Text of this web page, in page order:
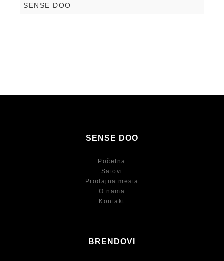
SENSE DOO
SENSE DOO
Početna
Satovi
Prodajna mesta
O nama
Kontakt
BRENDOVI